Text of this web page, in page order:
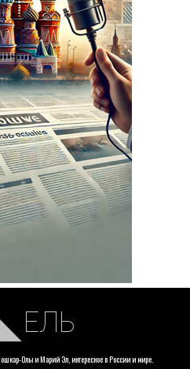
ЕЛЬ
Олы и Марий Эл, интересное в России и мире.